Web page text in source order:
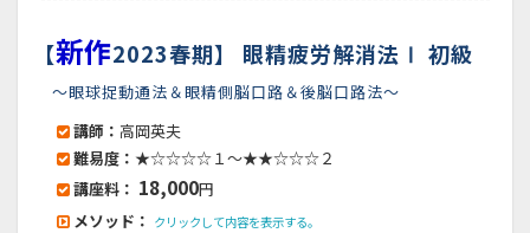
【新作2023春期】 眼精疲労解消法Ⅰ 初級
～眼球捉動通法＆眼精側脳口路＆後脳口路法～
講師： 高岡英夫
難易度： ★☆☆☆☆１～★★☆☆☆２
講座料： 18,000円
メソッド： クリックして内容を表示する。